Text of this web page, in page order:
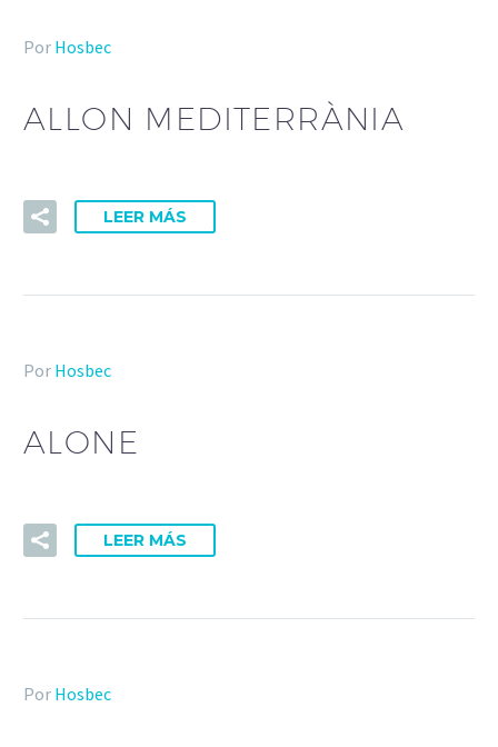
Por Hosbec
ALLON MEDITERRÀNIA
LEER MÁS
Por Hosbec
ALONE
LEER MÁS
Por Hosbec